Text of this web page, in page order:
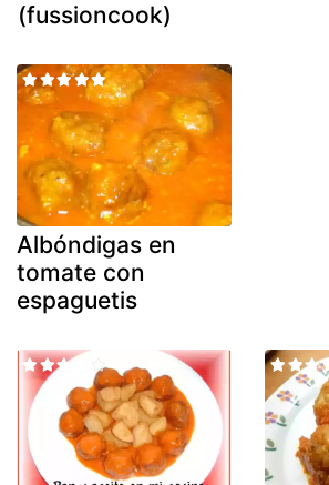
(fussioncook)
Albóndigas en
tomate con
espaguetis